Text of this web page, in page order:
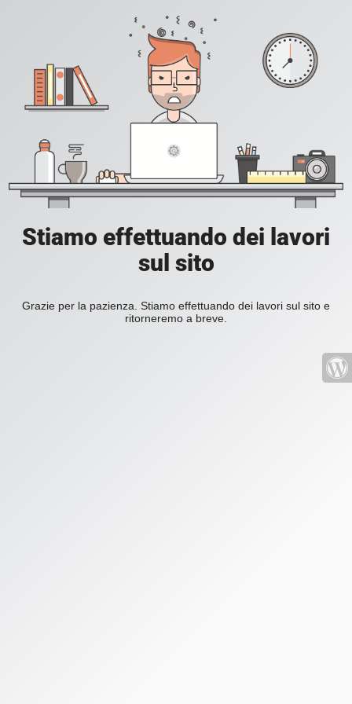
Stiamo effettuando dei lavori
sul sito
Grazie per la pazienza. Stiamo effettuando dei lavori sul sito e
ritorneremo a breve.